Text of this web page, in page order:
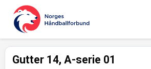
Gutter 14, A-serie 01